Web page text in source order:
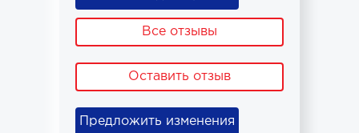
Все отзывы
Оставить отзыв
Предложить изменения